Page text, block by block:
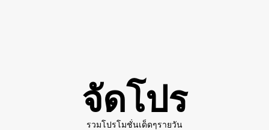
จัดโปร
รวมโปรโมชั่นเด็ดๆรายวัน